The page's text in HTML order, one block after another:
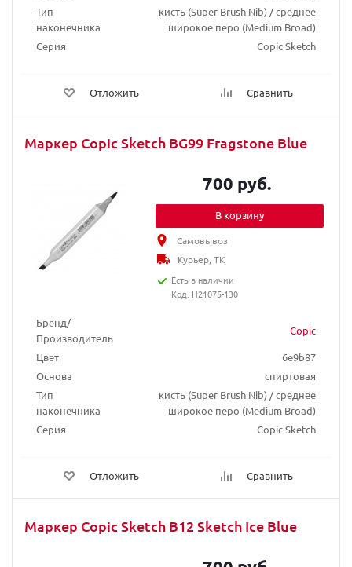
Тип
наконечника
кисть (Super Brush Nib) / среднее
широкое перо (Medium Broad)
Серия
Copic Sketch
Отложить Сравнить
Маркер Copic Sketch BG99 Fragstone Blue
Бренд/
Производитель
Copic
Цвет
6e9b87
Основа
спиртовая
Тип
наконечника
кисть (Super Brush Nib) / среднее
широкое перо (Medium Broad)
Серия
Copic Sketch
Отложить Сравнить
700 руб.
В корзину
Самовывоз
Курьер, ТК
Есть в наличии
Код: H21075-130
Маркер Copic Sketch B12 Sketch Ice Blue